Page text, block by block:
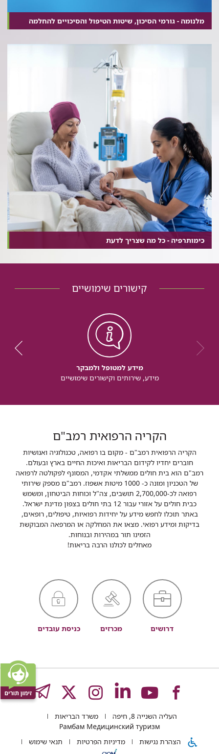
מלנומה - גורמי הסיכון, שיטות הטיפול והסיכויים להחלמה
כימותרפיה - כל מה שצריך לדעת
קישורים שימושיים
מידע למטופל ולמבקר
מידע, שירותים וקישורים שימושיים
הקריה הרפואית רמב"ם
הקריה הרפואית רמב"ם - מקום בו רפואה, טכנולוגיה ואנושיות
חוברים יחדיו לקידום הבריאות ואיכות החיים בארץ ובעולם.
רמב"ם הוא בית חולים ממשלתי אקדמי, המסונף לפקולטה לרפואה
של הטכניון ומונה כ- 1000 מיטות אשפוז. רמב"ם מספק שירותי
רפואה לכ-2,700,000 תושבים, צה"ל וכוחות הביטחון, ומשמש
כבית חולים על אזורי עבור 12 בתי חולים בצפון מדינת ישראל.
באתר תוכלו לחפש מידע על יחידות רפואיות, טיפולים, רופאים,
בדיקות ומידע רפואי. מצאו את המחלקה או המרפאה המבוקשת
הזמינו תור במהירות ובנוחות.
מאחלים לכולנו הרבה בריאות!
דרושים מכרזים כניסת עובדים
לעמוד
של
לעמוד
של
לעמוד
של
לעמוד
של
לעמוד
של
העליה השנייה 8, חיפה
משרד הבריאות
Рамбам Медицинский туризм
הצהרת נגישות
מדיניות הפרטיות תנאי שימוש